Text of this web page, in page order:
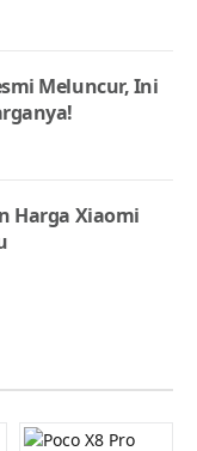
Meluncur, Ini
Harga Xiaomi